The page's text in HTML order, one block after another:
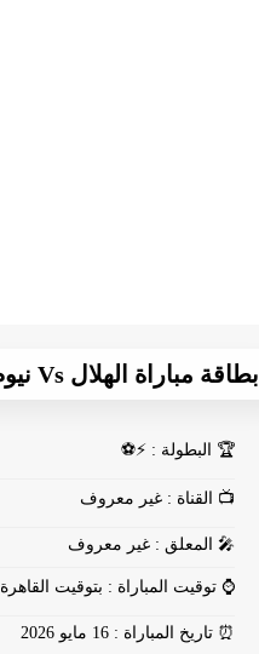
بطاقة مباراة الهلال Vs نيوم
🏆 البطولة : ⚡⚽
📺 القناة : غير معروف
🎤 المعلق : غير معروف
⌚ توقيت المباراة : بتوقيت القاهرة
⏰ تاريخ المباراة : 16 مايو 2026